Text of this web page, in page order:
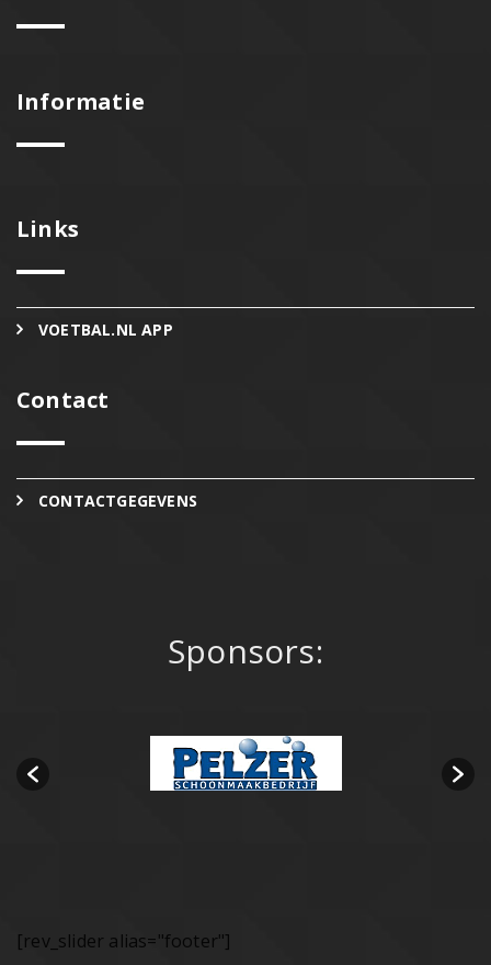
Informatie
Links
VOETBAL.NL APP
Contact
CONTACTGEGEVENS
Sponsors:
[rev_slider alias="footer"]